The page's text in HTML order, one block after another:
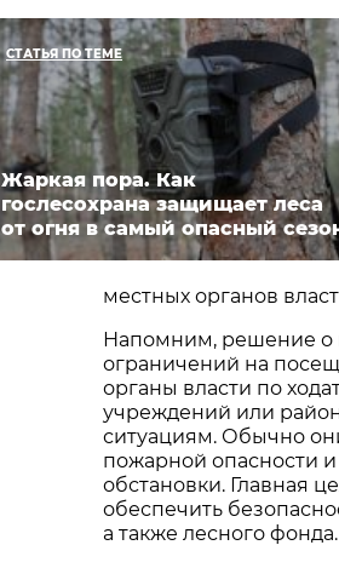
СТАТЬЯ ПО ТЕМЕ
Жаркая пора. Как
гослесохрана защищает леса
от огня в самый опасный
местных органов
Напомним, решение о
ограничений на
органы власти по
учреждений или
ситуациям. Обычно
пожарной опасности
обстановки. Главная
обеспечить
а также лесного фонда.